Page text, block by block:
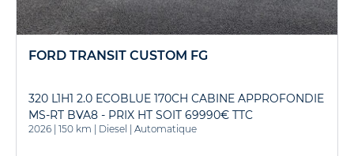
FORD TRANSIT CUSTOM FG
320 L1H1 2.0 ECOBLUE 170CH CABINE APPROFONDIE
MS-RT BVA8 - PRIX HT SOIT 69990€ TTC
2026 150 km Diesel Automatique